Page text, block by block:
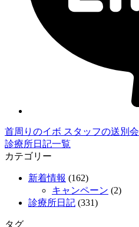
首周りのイボ スタッフの送別会
診療所日記一覧
カテゴリー
新着情報 (162)
キャンペーン (2)
診療所日記 (331)
タグ